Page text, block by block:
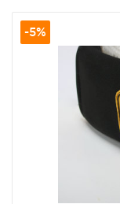
-5%